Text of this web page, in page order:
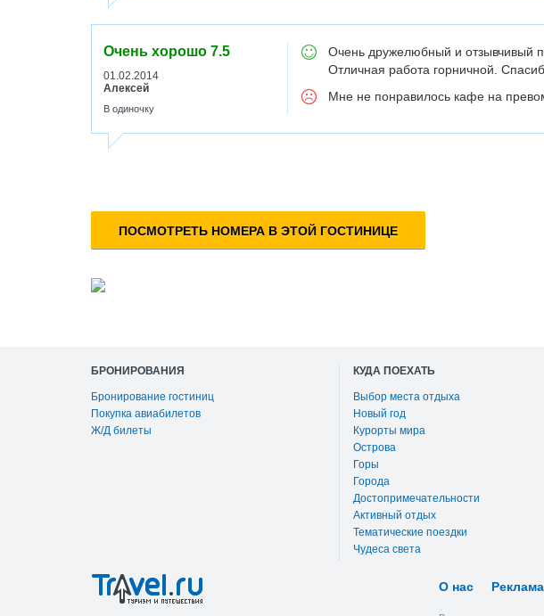
Очень хорошо 7.5
01.02.2014
Алексей
В одиночку
Очень дружелюбный и отзывчивый
Отличная работа горничной.
Мне не понравилось кафе на
ПОСМОТРЕТЬ НОМЕРА В ЭТОЙ ГОСТИНИЦЕ
БРОНИРОВАНИЯ
Бронирование гостиниц
Покупка авиабилетов
Ж/Д билеты
КУДА ПОЕХАТЬ
Выбор места отдыха
Новый год
Курорты мира
Острова
Горы
Города
Достопримечательности
Активный отдых
Тематические поездки
Чудеса света
О нас Реклама